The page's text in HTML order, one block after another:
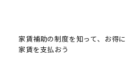
家賃補助の制度を知って、お得に
家賃を支払おう